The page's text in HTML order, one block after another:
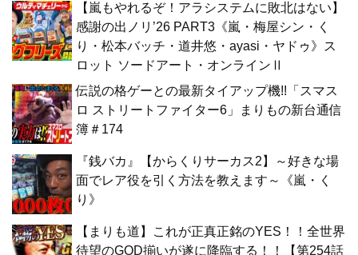
【嵐もやれるぞ！アラシステムに敗北はない】
感謝の出ノリ’26 PART3《嵐・梅屋シン・く
り・松本バッチ・道井悠・ayasi・ヤドゥ》ス
ロット ソードアート・オンラインⅡ
伝説の格ゲーとの最新タイアップ機!!「スマス
ロ ストリートファイター6」まりもの新台通信
簿＃174
『銭バカ』【からくりサーカス2】～好きな場
面でレア役を引く方法を教えます～《嵐・く
り》
【まりも道】これが正真正銘のYES！！全世界
待望のGOD揃いが遂に降臨する！！【第254話